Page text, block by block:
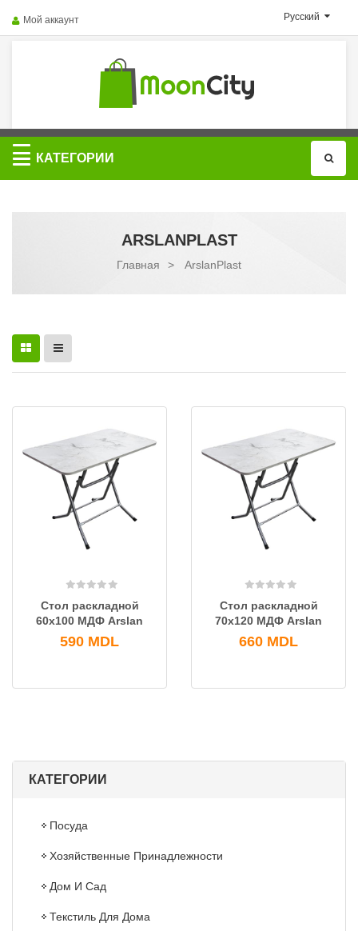
Русский
Мой аккаунт
Категории
КАТЕГОРИИ
ARSLANPLAST
Главная > ArslanPlast
КАТЕГОРИИ
Посуда
Хозяйственные Принадлежности
Дом И Сад
Текстиль Для Дома
Стол раскладной
60х100 МДФ Arslan
590 MDL
Стол раскладной
70х120 МДФ Arslan
660 MDL